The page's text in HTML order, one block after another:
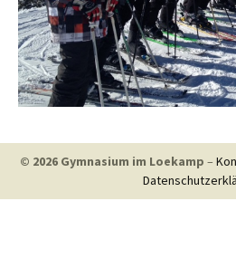
© 2026 Gymnasium im Loekamp –